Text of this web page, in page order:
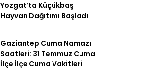
Yozgat’ta Küçükbaş
Hayvan Dağıtımı Başladı
Gaziantep Cuma Namazı
Saatleri: 31 Temmuz Cuma
İlçe İlçe Cuma Vakitleri